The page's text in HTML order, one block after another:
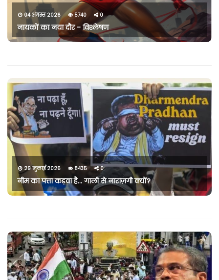
04 अगस्त 2026 5740 0
नायकों का नया दौर - विश्लेषण
29 जुलाई 2026 8435 0
नीम का पत्ता कड़वा है… गाली से नाराज़गी क्यों?